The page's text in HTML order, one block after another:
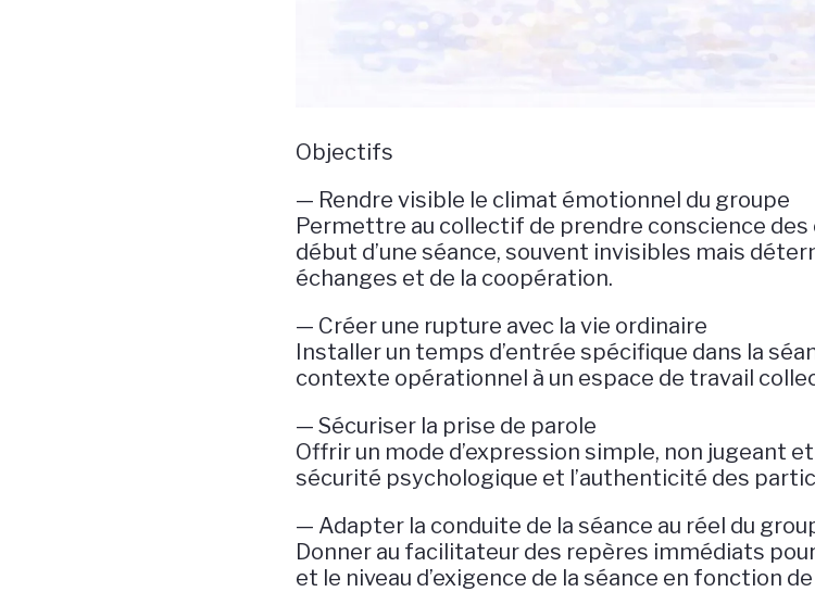
Objectifs
— Rendre visible le climat émotionnel du groupe
Permettre au collectif de prendre conscience
début d’une séance, souvent invisibles mais
échanges et de la coopération.
— Créer une rupture avec la vie ordinaire
Installer un temps d’entrée spécifique dans la
contexte opérationnel à un espace de travail
— Sécuriser la prise de parole
Offrir un mode d’expression simple, non jugeant
sécurité psychologique et l’authenticité des
— Adapter la conduite de la séance au réel du
Donner au facilitateur des repères immédiats
et le niveau d’exigence de la séance en fonction